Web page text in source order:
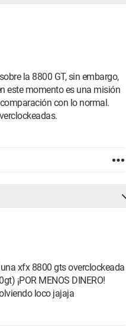
la 8800 GT, sin embargo,
este momento es una misión
con lo normal.
xfx 8800 gts overclockeada
¡POR MENOS DINERO!
loco jajaja